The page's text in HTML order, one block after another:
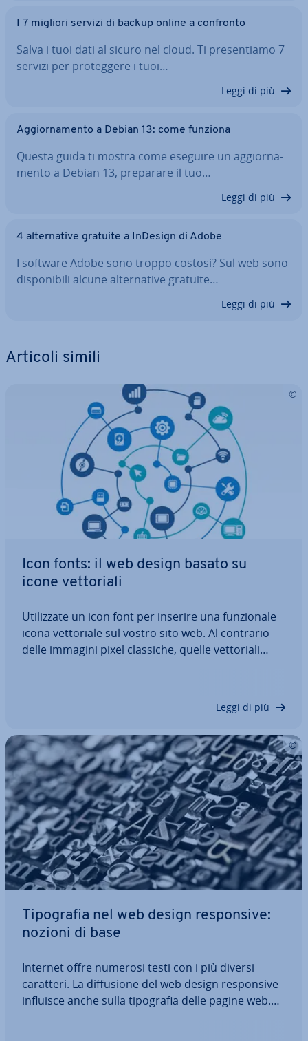
I 7 migliori servizi di backup online a confronto
Salva i tuoi dati al sicuro nel cloud. Ti pre­sen­tia­mo 7
servizi per pro­teg­ge­re i tuoi…
Leggi di più
Ag­gior­na­men­to a Debian 13: come funziona
Questa guida ti mostra come eseguire un ag­gior­na­
men­to a Debian 13, preparare il tuo…
Leggi di più
4 al­ter­na­ti­ve gratuite a InDesign di Adobe
I software Adobe sono troppo costosi? Sul web sono
di­spo­ni­bi­li alcune al­ter­na­ti­ve gratuite…
Leggi di più
Articoli simili
Icon fonts: il web design basato su
icone vet­to­ria­li
Uti­liz­za­te un icon font per inserire una fun­zio­na­le
icona vet­to­ria­le sul vostro sito web. Al contrario
delle immagini pixel classiche, quelle vet­to­ria­li
Leggi di più
Ti­po­gra­fia nel web design re­spon­si­ve:
nozioni di base
Internet offre numerosi testi con i più diversi
caratteri. La dif­fu­sio­ne del web design re­spon­si­ve
influisce anche sulla ti­po­gra­fia delle pagine web.